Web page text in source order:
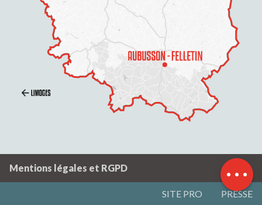
Contacter par
email
Mentions légales et RGPD
SITE PRO PRESSE